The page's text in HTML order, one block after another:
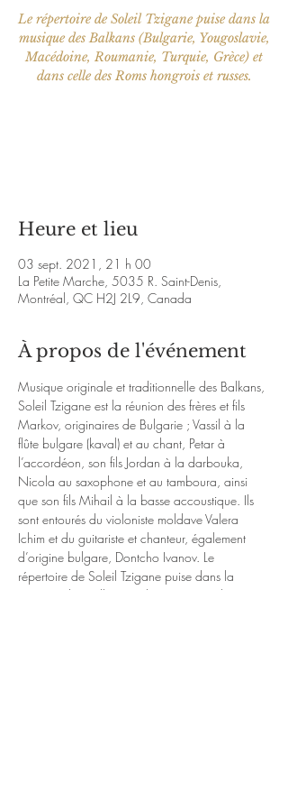
Le répertoire de Soleil Tzigane puise dans la
musique des Balkans (Bulgarie, Yougoslavie,
Macédoine, Roumanie, Turquie, Grèce) et
dans celle des Roms hongrois et russes.
Heure et lieu
03 sept. 2021, 21 h 00
La Petite Marche, 5035 R. Saint-Denis,
Montréal, QC H2J 2L9, Canada
À propos de l'événement
Musique originale et traditionnelle des Balkans,
Soleil Tzigane est la réunion des frères et fils
Markov, originaires de Bulgarie ; Vassil à la
flûte bulgare (kaval) et au chant, Petar à
l’accordéon, son fils Jordan à la darbouka,
Nicola au saxophone et au tamboura, ainsi
que son fils Mihail à la basse accoustique. Ils
sont entourés du violoniste moldave Valera
Ichim et du guitariste et chanteur, également
d’origine bulgare, Dontcho Ivanov. Le
répertoire de Soleil Tzigane puise dans la
musique des Balkans (Bulgarie, Yougoslavie,